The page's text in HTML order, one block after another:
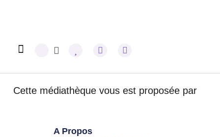
Cette médiathèque vous est proposée par
A Propos